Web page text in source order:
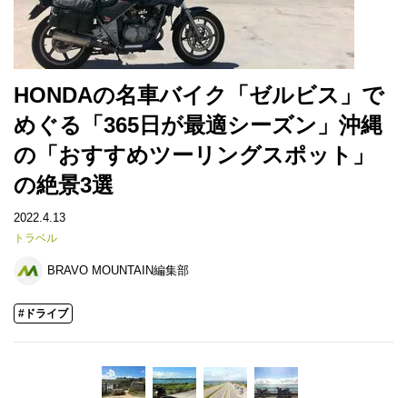
HONDAの名車バイク「ゼルビス」で
めぐる「365日が最適シーズン」沖縄
の「おすすめツーリングスポット」
の絶景3選
2022.4.13
トラベル
BRAVO MOUNTAIN編集部
#ドライブ